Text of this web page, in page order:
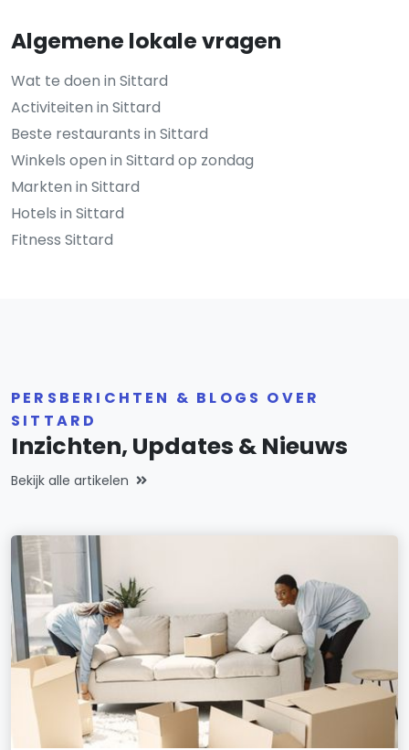
Algemene lokale vragen
Wat te doen in Sittard
Activiteiten in Sittard
Beste restaurants in Sittard
Winkels open in Sittard op zondag
Markten in Sittard
Hotels in Sittard
Fitness Sittard
PERSBERICHTEN & BLOGS OVER
SITTARD
Inzichten, Updates & Nieuws
Bekijk alle artikelen